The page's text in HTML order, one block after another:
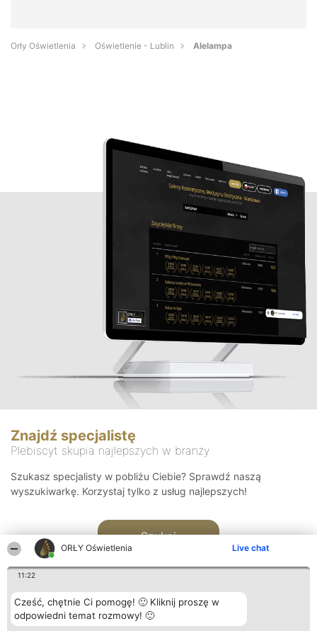
ORŁY Oświetlenia Live chat
11:22
Cześć, chętnie Ci pomogę! 🙂 Kliknij proszę w
odpowiedni temat rozmowy! 🙂
Orły Oświetlenia Oświetlenie - Lublin Alelampa
Znajdź specjalistę
Plebiscyt skupia najlepszych w branży
Szukasz specjalisty w pobliżu Ciebie? Sprawdź naszą
wyszukiwarkę. Korzystaj tylko z usług najlepszych!
Szukaj